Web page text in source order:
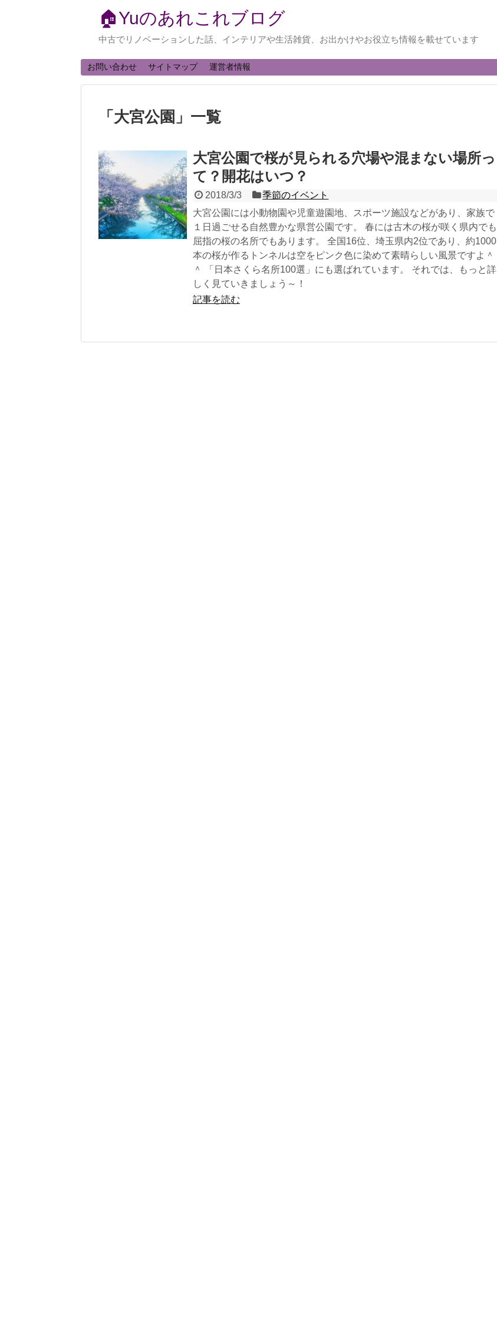
🏠Yuのあれこれブログ
中古でリノベーションした話、インテリアや生活雑貨、お出かけやお役立ち情報を載せています
お問い合わせ サイトマップ 運営者情報
「 大宮公園 」 一覧
大宮公園で桜が見られる穴場や混まない場所っ
て？開花はいつ？
2018/3/3
季節のイベント
大宮公園には小動物園や児童遊園地、スポーツ施設などがあり、家族で
１日過ごせる自然豊かな県営公園です。 春には古木の桜が咲く県内でも
屈指の桜の名所でもあります。 全国16位、埼玉県内2位であり、約1000
本の桜が作るトンネルは空をピンク色に染めて素晴らしい風景ですよ＾
＾ 「日本さくら名所100選」にも選ばれています。 それでは、もっと詳
しく見ていきましょう～！
記事を読む